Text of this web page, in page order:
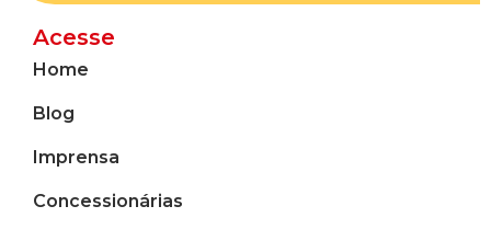
Acesse
Home
Blog
Imprensa
Concessionárias